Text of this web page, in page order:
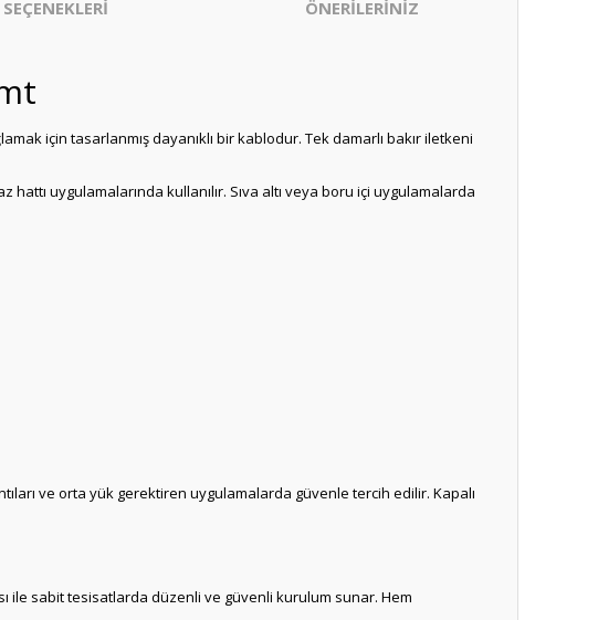
ÖNERİLERİNİZ
için tasarlanmış dayanıklı bir kablodur. Tek damarlı bakır iletkeni
uygulamalarında kullanılır. Sıva altı veya boru içi uygulamalarda
ve orta yük gerektiren uygulamalarda güvenle tercih edilir. Kapalı
ile sabit tesisatlarda düzenli ve güvenli kurulum sunar. Hem